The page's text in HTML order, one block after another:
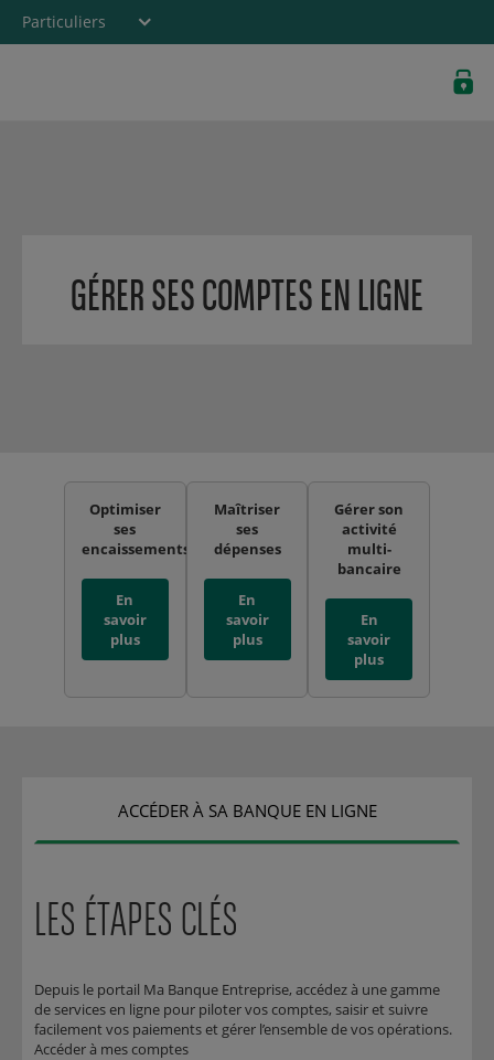
Particuliers
GÉRER SES COMPTES EN LIGNE
Optimiser
ses
encaissements
En
savoir
plus
Maîtriser
ses
dépenses
En
savoir
plus
Gérer son
activité
multi-
bancaire
En
savoir
plus
ACCÉDER À SA BANQUE EN LIGNE
LES ÉTAPES CLÉS
Depuis le portail Ma Banque Entreprise, accédez à une gamme
de services en ligne pour piloter vos comptes, saisir et suivre
facilement vos paiements et gérer l’ensemble de vos opérations.
Accéder à mes comptes